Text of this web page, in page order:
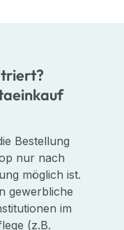
Bestellung
nur nach
möglich ist.
gewerbliche
im
(z.B.